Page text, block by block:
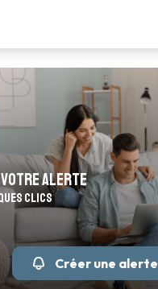
votre alerte
clics
Créer une alerte